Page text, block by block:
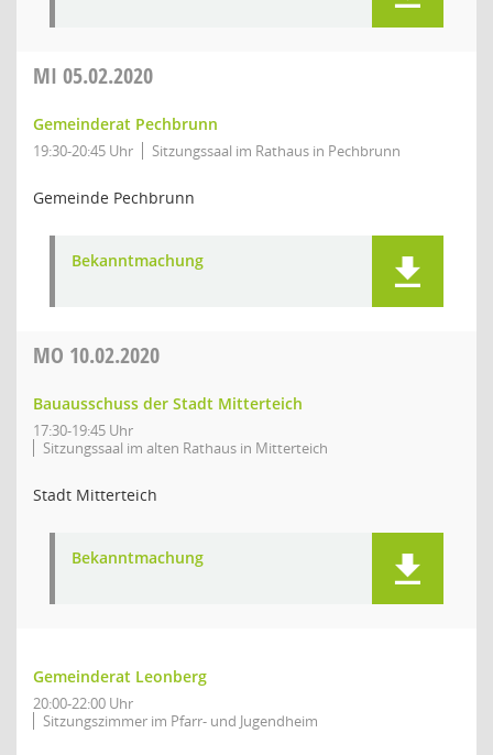
MI 05.02.2020
Gemeinderat Pechbrunn
19:30-20:45 Uhr Sitzungssaal im Rathaus in Pechbrunn
Gemeinde Pechbrunn
Bekanntmachung
MO 10.02.2020
Bauausschuss der Stadt Mitterteich
17:30-19:45 Uhr
Sitzungssaal im alten Rathaus in Mitterteich
Stadt Mitterteich
Bekanntmachung
Gemeinderat Leonberg
20:00-22:00 Uhr
Sitzungszimmer im Pfarr- und Jugendheim